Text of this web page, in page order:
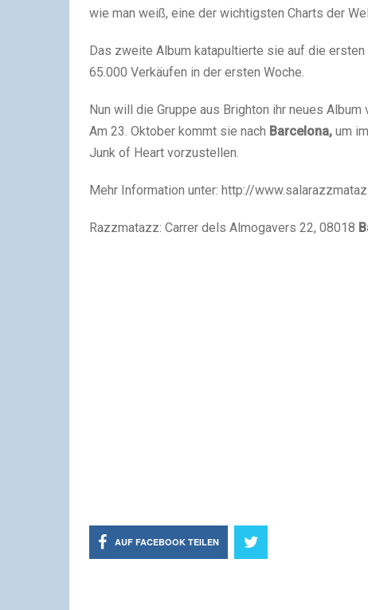
wie man weiß, eine der wichtigsten Charts der
Das zweite Album katapultierte sie auf die
65.000 Verkäufen in der ersten Woche.
Nun will die Gruppe aus Brighton ihr neues
Am 23. Oktober kommt sie nach Barcelona, um
Junk of Heart vorzustellen.
Mehr Information unter: http://
Razzmatazz: Carrer dels Almogavers 22, 08018
AUF FACEBOOK TEILEN